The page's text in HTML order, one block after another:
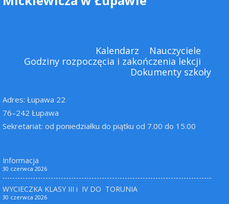
Kalendarz
Nauczyciele
Godziny rozpoczęcia i zakończenia lekcji
Dokumenty szkoły
Adres: Łupawa 22
76–242 Łupawa
Sekretariat: od poniedziałku do piątku od 7.00 do 15.00
Informacja
30 czerwca 2026
WYCIECZKA KLASY III i IV DO TORUNIA
30 czerwca 2026